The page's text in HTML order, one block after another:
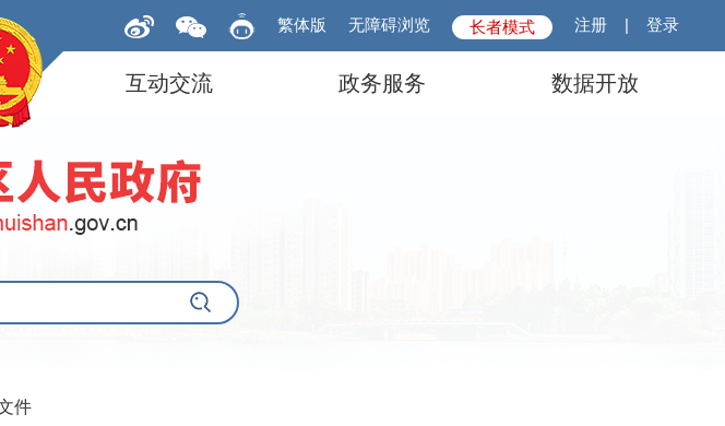
繁体版 无障碍浏览 长者模式 注册 | 登录
互动交流 政务服务 数据开放
件